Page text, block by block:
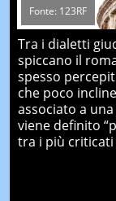
Fonte: 123RF
Tra i dialetti
spiccano il
spesso
che poco
associato a
viene definito
tra i più